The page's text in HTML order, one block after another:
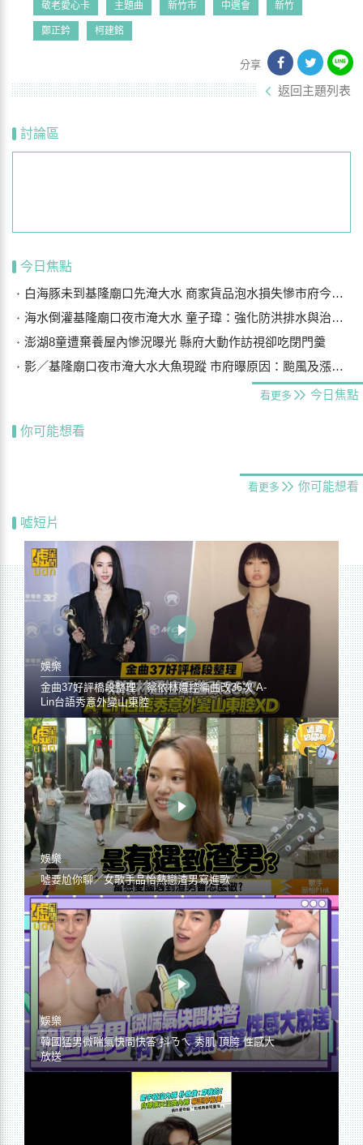
敬老愛心卡 主題曲 新竹市 中選會 新竹
鄭正鈐 柯建銘
分享
返回主題列表
討論區
今日焦點
白海豚未到基隆廟口先淹大水 商家貨品泡水損失慘市府今研議災損補償
海水倒灌基隆廟口夜市淹大水 童子瑋：強化防洪排水與治水基礎建設
澎湖8童遭棄養屋內慘況曝光 縣府大動作訪視卻吃閉門羹
影／基隆廟口夜市淹大水大魚現蹤 市府曝原因：颱風及漲潮海水倒灌
看更多 今日焦點
你可能想看
看更多 你可能想看
噓短片
娛樂
金曲37好評橋段整理／蔡依林遭控編曲改36次 A-
Lin台語秀意外變山東腔
娛樂
噓要尬你聊／女歌手品怡熱戀渣男寫進歌
娛樂
韓國猛男微喘氣快問快答 抖ㄋㄟ 秀肌 頂胯 性感大
放送